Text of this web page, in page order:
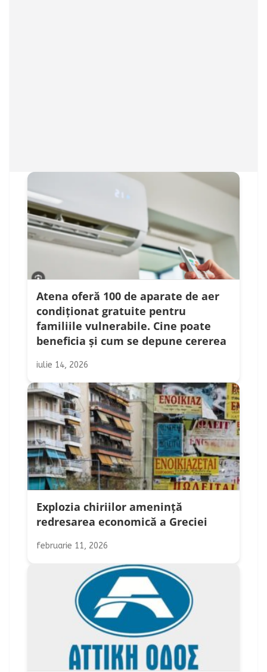
Atena oferă 100 de aparate de aer
condiționat gratuite pentru
familiile vulnerabile. Cine poate
beneficia și cum se depune cererea
iulie 14, 2026
Explozia chiriilor amenință
redresarea economică a Greciei
februarie 11, 2026